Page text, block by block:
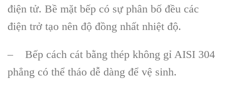
điện tử. Bề mặt bếp có sự phân bố đều các
điện trở tạo nên độ đồng nhất nhiệt độ.
– Bếp cách cát bằng thép không gỉ AISI 304
phẳng có thể tháo dễ dàng để vệ sinh.